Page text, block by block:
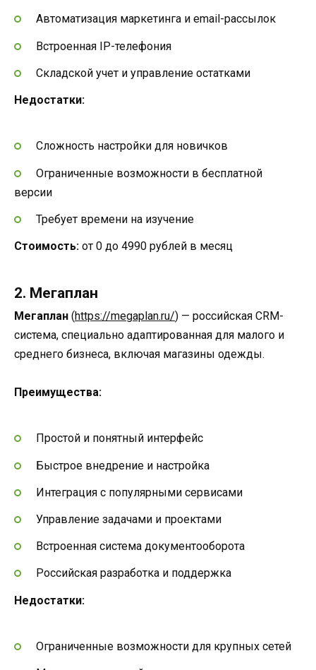
Автоматизация маркетинга и email-рассылок
Встроенная IP-телефония
Складской учет и управление остатками
Недостатки:
Сложность настройки для новичков
Ограниченные возможности в бесплатной
версии
Требует времени на изучение
Стоимость: от 0 до 4990 рублей в месяц
2. Мегаплан
Мегаплан (https://megaplan.ru/) — российская CRM-
система, специально адаптированная для малого и
среднего бизнеса, включая магазины одежды.
Преимущества:
Простой и понятный интерфейс
Быстрое внедрение и настройка
Интеграция с популярными сервисами
Управление задачами и проектами
Встроенная система документооборота
Российская разработка и поддержка
Недостатки:
Ограниченные возможности для крупных сетей